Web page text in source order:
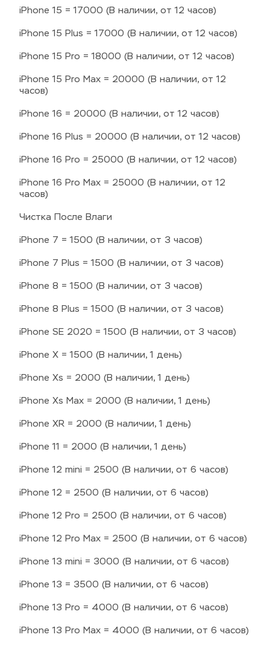
iPhone 15 = 17000 (В наличии, от 12 часов)
iPhone 15 Plus = 17000 (В наличии, от 12 часов)
iPhone 15 Pro = 18000 (В наличии, от 12 часов)
iPhone 15 Pro Max = 20000 (В наличии, от 12
часов)
iPhone 16 = 20000 (В наличии, от 12 часов)
iPhone 16 Plus = 20000 (В наличии, от 12 часов)
iPhone 16 Pro = 25000 (В наличии, от 12 часов)
iPhone 16 Pro Max = 25000 (В наличии, от 12
часов)
Чистка После Влаги
iPhone 7 = 1500 (В наличии, от 3 часов)
iPhone 7 Plus = 1500 (В наличии, от 3 часов)
iPhone 8 = 1500 (В наличии, от 3 часов)
iPhone 8 Plus = 1500 (В наличии, от 3 часов)
iPhone SE 2020 = 1500 (В наличии, от 3 часов)
iPhone X = 1500 (В наличии, 1 день)
iPhone Xs = 2000 (В наличии, 1 день)
iPhone Xs Max = 2000 (В наличии, 1 день)
iPhone XR = 2000 (В наличии, 1 день)
iPhone 11 = 2000 (В наличии, 1 день)
iPhone 12 mini = 2500 (В наличии, от 6 часов)
iPhone 12 = 2500 (В наличии, от 6 часов)
iPhone 12 Pro = 2500 (В наличии, от 6 часов)
iPhone 12 Pro Max = 2500 (В наличии, от 6 часов)
iPhone 13 mini = 3000 (В наличии, от 6 часов)
iPhone 13 = 3500 (В наличии, от 6 часов)
iPhone 13 Pro = 4000 (В наличии, от 6 часов)
iPhone 13 Pro Max = 4000 (В наличии, от 6 часов)